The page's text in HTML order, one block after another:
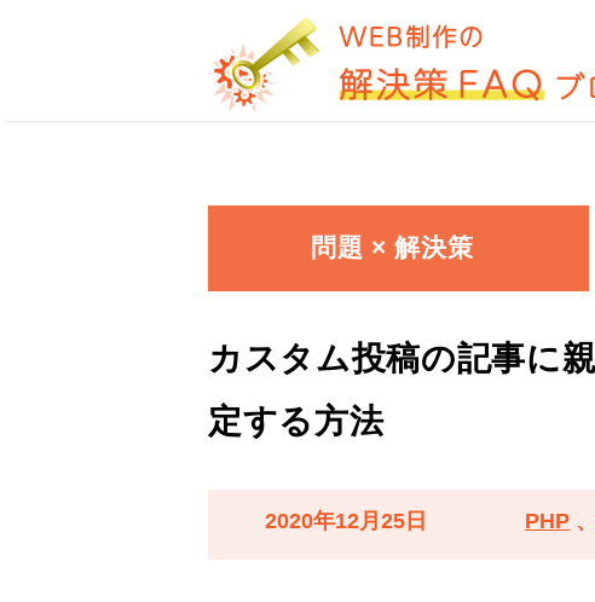
問題 × 解決策
カスタム投稿の記事に
定する方法
2020年12月25日 PHP 、